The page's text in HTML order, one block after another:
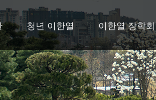
청년 이한열 이한열 장학회